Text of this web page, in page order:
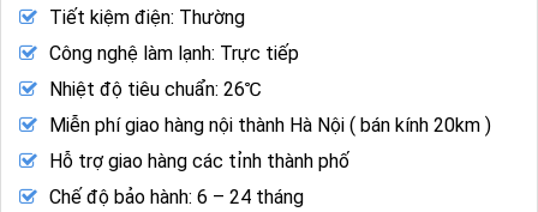
Tiết kiệm điện: Thường
Công nghệ làm lạnh: Trực tiếp
Nhiệt độ tiêu chuẩn: 26℃
Miễn phí giao hàng nội thành Hà Nội ( bán kính 20km )
Hỗ trợ giao hàng các tỉnh thành phố
Chế độ bảo hành: 6 – 24 tháng